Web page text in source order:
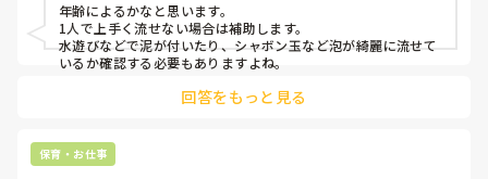
年齢によるかなと思います。
1人で上手く流せない場合は補助します。
水遊びなどで泥が付いたり、シャボン玉など泡が綺麗に流せて
いるか確認する必要もありますよね。
回答をもっと見る
保育・お仕事